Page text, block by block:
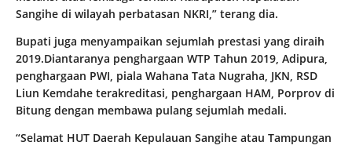
Sangihe di wilayah perbatasan NKRI,” terang dia.
Bupati juga menyampaikan sejumlah prestasi yang diraih
2019.Diantaranya penghargaan WTP Tahun 2019, Adipura,
penghargaan PWI, piala Wahana Tata Nugraha, JKN, RSD
Liun Kemdahe terakreditasi, penghargaan HAM, Porprov di
Bitung dengan membawa pulang sejumlah medali.
“Selamat HUT Daerah Kepulauan Sangihe atau Tampungan